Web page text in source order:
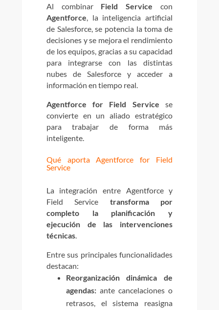
Al combinar Field Service con
Agentforce, la inteligencia artificial
de Salesforce, se potencia la toma de
decisiones y se mejora el rendimiento
de los equipos, gracias a su capacidad
para integrarse con las distintas
nubes de Salesforce y acceder a
información en tiempo real.
Agentforce for Field Service se
convierte en un aliado estratégico
para trabajar de forma más
inteligente.
Qué aporta Agentforce for Field
Service
La integración entre Agentforce y
Field Service transforma por
completo la planificación y
ejecución de las intervenciones
técnicas.
Entre sus principales funcionalidades
destacan:
Reorganización dinámica de
agendas:ante cancelaciones o
retrasos, el sistema reasigna